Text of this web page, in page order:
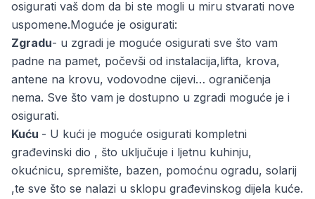
osigurati vaš dom da bi ste mogli u miru stvarati nove
uspomene.Moguće je osigurati:
Zgradu- u zgradi je moguće osigurati sve što vam
padne na pamet, počevši od instalacija,lifta, krova,
antene na krovu, vodovodne cijevi… ograničenja
nema. Sve što vam je dostupno u zgradi moguće je i
osigurati.
Kuću - U kući je moguće osigurati kompletni
građevinski dio , što uključuje i ljetnu kuhinju,
okućnicu, spremište, bazen, pomoćnu ogradu, solarij
,te sve što se nalazi u sklopu građevinskog dijela kuće.